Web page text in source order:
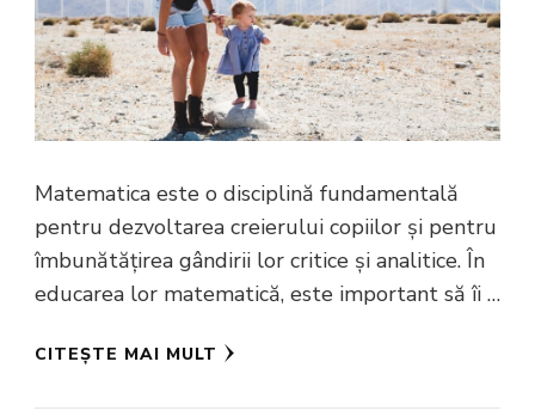
Matematica este o disciplină fundamentală
pentru dezvoltarea creierului copiilor și pentru
îmbunătățirea gândirii lor critice și analitice. În
educarea lor matematică, este important să îi …
CITEȘTE MAI MULT